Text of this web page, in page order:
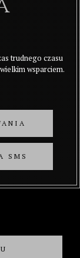
trudnego czasu
wsparciem.
SMS